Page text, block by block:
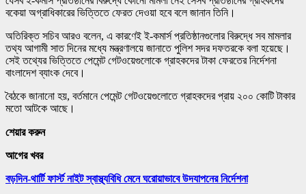
বকেয়া অগ্রাধিকারের ভিত্তিতে ফেরত দেওয়া হবে বলে জানান তিনি।
অতিরিক্ত সচিব আরও বলেন, এ কারণেই ই-কমার্স প্রতিষ্ঠানগুলোর বিরুদ্ধে সব মামলার
তথ্য আগামী সাত দিনের মধ্যে মন্ত্রণালয়ে জানাতে পুলিশ সদর দফতরকে বলা হয়েছে।
সেই তথ্যের ভিত্তিতে পেমেন্ট গেটওয়েগুলোকে গ্রাহকদের টাকা ফেরতের নির্দেশনা
বাংলাদেশ ব্যাংক দেবে।
বৈঠকে জানানো হয়, বর্তমানে পেমেন্ট গেটওয়েগুলোতে গ্রাহকদের প্রায় ২০০ কোটি টাকার
মতো আটকে আছে।
শেয়ার করুন
আগের খবর
বড়দিন-থার্টি ফার্স্ট নাইট স্বাস্থ্যবিধি মেনে ঘরোয়াভাবে উদযাপনের নির্দেশনা